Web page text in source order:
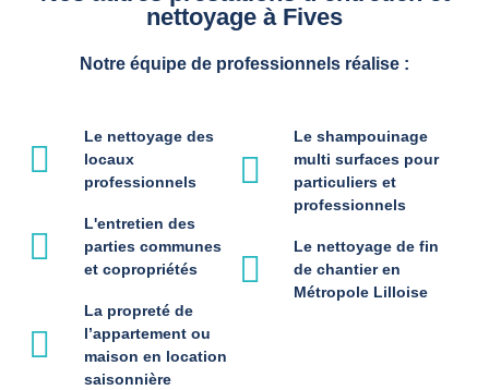
nettoyage à Fives
Notre équipe de professionnels réalise :
Le nettoyage des
locaux
professionnels
L'entretien des
parties communes
et copropriétés
La propreté de
l’appartement ou
maison en location
saisonnière
Le shampouinage
multi surfaces pour
particuliers et
professionnels
Le nettoyage de fin
de chantier en
Métropole Lilloise